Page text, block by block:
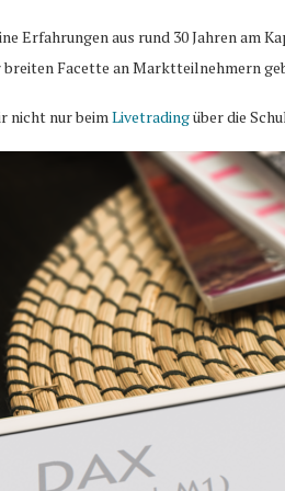
Erfahrungen aus rund 30 Jahren
Facette an Marktteilnehmern
nicht nur beim Livetradingüber die